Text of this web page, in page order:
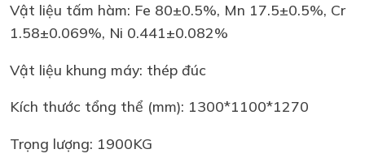
Vật liệu tấm hàm: Fe 80±0.5%, Mn 17.5±0.5%, Cr
1.58±0.069%, Ni 0.441±0.082%
Vật liệu khung máy: thép đúc
Kích thước tổng thể (mm): 1300*1100*1270
Trọng lượng: 1900KG